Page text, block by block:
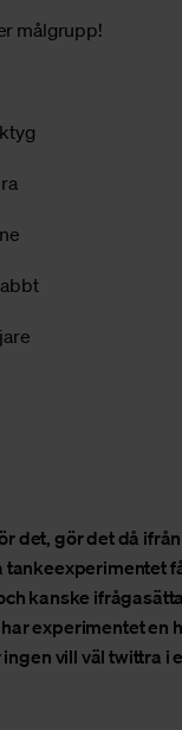
målgrupp!
det, gör det då ifrån
tankeexperimentet
kanske
experimentet en
vill väl twittra i